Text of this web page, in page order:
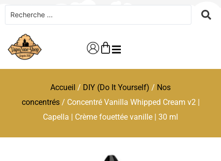
Accueil / DIY (Do It Yourself) / Nos
concentrés/ Concentré Vanilla Whipped Cream v2 |
Capella | Crème fouettée vanille | 30 ml